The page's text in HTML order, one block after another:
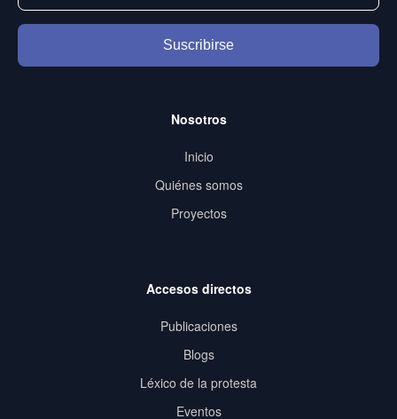
Suscribirse
Nosotros
Inicio
Quiénes somos
Proyectos
Accesos directos
Publicaciones
Blogs
Léxico de la protesta
Eventos